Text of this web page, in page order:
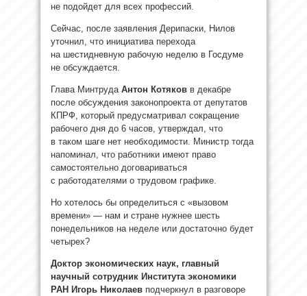
не подойдет для всех профессий.
Сейчас, после заявления Дерипаски, Нилов
уточнил, что инициатива перехода
на шестидневную рабочую неделю в Госдуме
не обсуждается.
Глава Минтруда Антон Котяков в декабре
после обсуждения законопроекта от депутатов
КПРФ, который предусматривал сокращение
рабочего дня до 6 часов, утверждал, что
в таком шаге нет необходимости. Министр тогда
напоминал, что работники имеют право
самостоятельно договариваться
с работодателями о трудовом графике.
Но хотелось бы определиться с «вызовом
времени» — нам и стране нужнее шесть
понедельников на неделе или достаточно будет
четырех?
Доктор экономических наук, главный
научный сотрудник Института экономики
РАН Игорь Николаев подчеркнул в разговоре